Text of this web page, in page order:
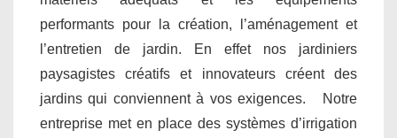
performants pour la création, l’aménagement et
l’entretien de jardin. En effet nos jardiniers
paysagistes créatifs et innovateurs créent des
jardins qui conviennent à vos exigences. Notre
entreprise met en place des systèmes d’irrigation